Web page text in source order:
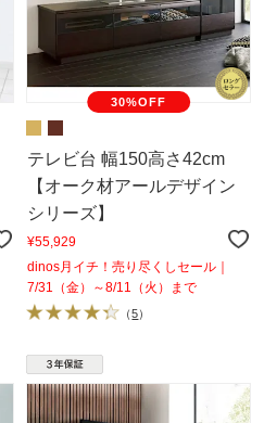
30%OFF
テレビ台 幅150高さ42cm
【オーク材アールデザイン
シリーズ】
¥55,929
dinos月イチ！売り尽くしセール｜
7/31（金）～8/11（火）まで
（5）